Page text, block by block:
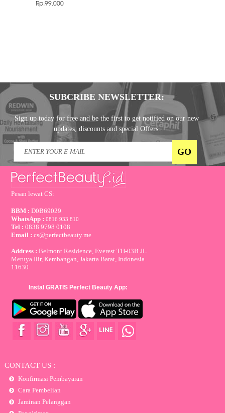
Rp.99,000
SUBCRIBE NEWSLETTER:
Sign up today for free and be the first to get notified on our new
updates, discounts and special Offers.
Pesan lewat CS:
BBM : D0B69029
WhatsApp :0816 933 810
Tel :0838 9798 0108
Email :cs@perfectbeauty.me
Address : Belmont Residence, Everest TH-03B JL
Meruya Ilir, Kembangan, Jakarta Barat, Indonesia
11630
Instal GRATIS Perfect Beauty App:
CONTACT US :
Konfirmasi Pembayaran
Cara Pembelian
Jaminan Pelanggan